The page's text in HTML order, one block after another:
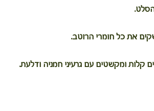
את כל חומרי הרוטב.
ומקשטים עם גרעיני חמניה ודלעת.